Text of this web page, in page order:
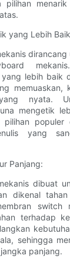
pilihan
yang Lebih
lebih baik
memuaskan,
nyata.
mengetik
pilihan populer
yang
Panjang:
dibuat
dikenal tahan
switch
terhadap
sehingga
panjang.